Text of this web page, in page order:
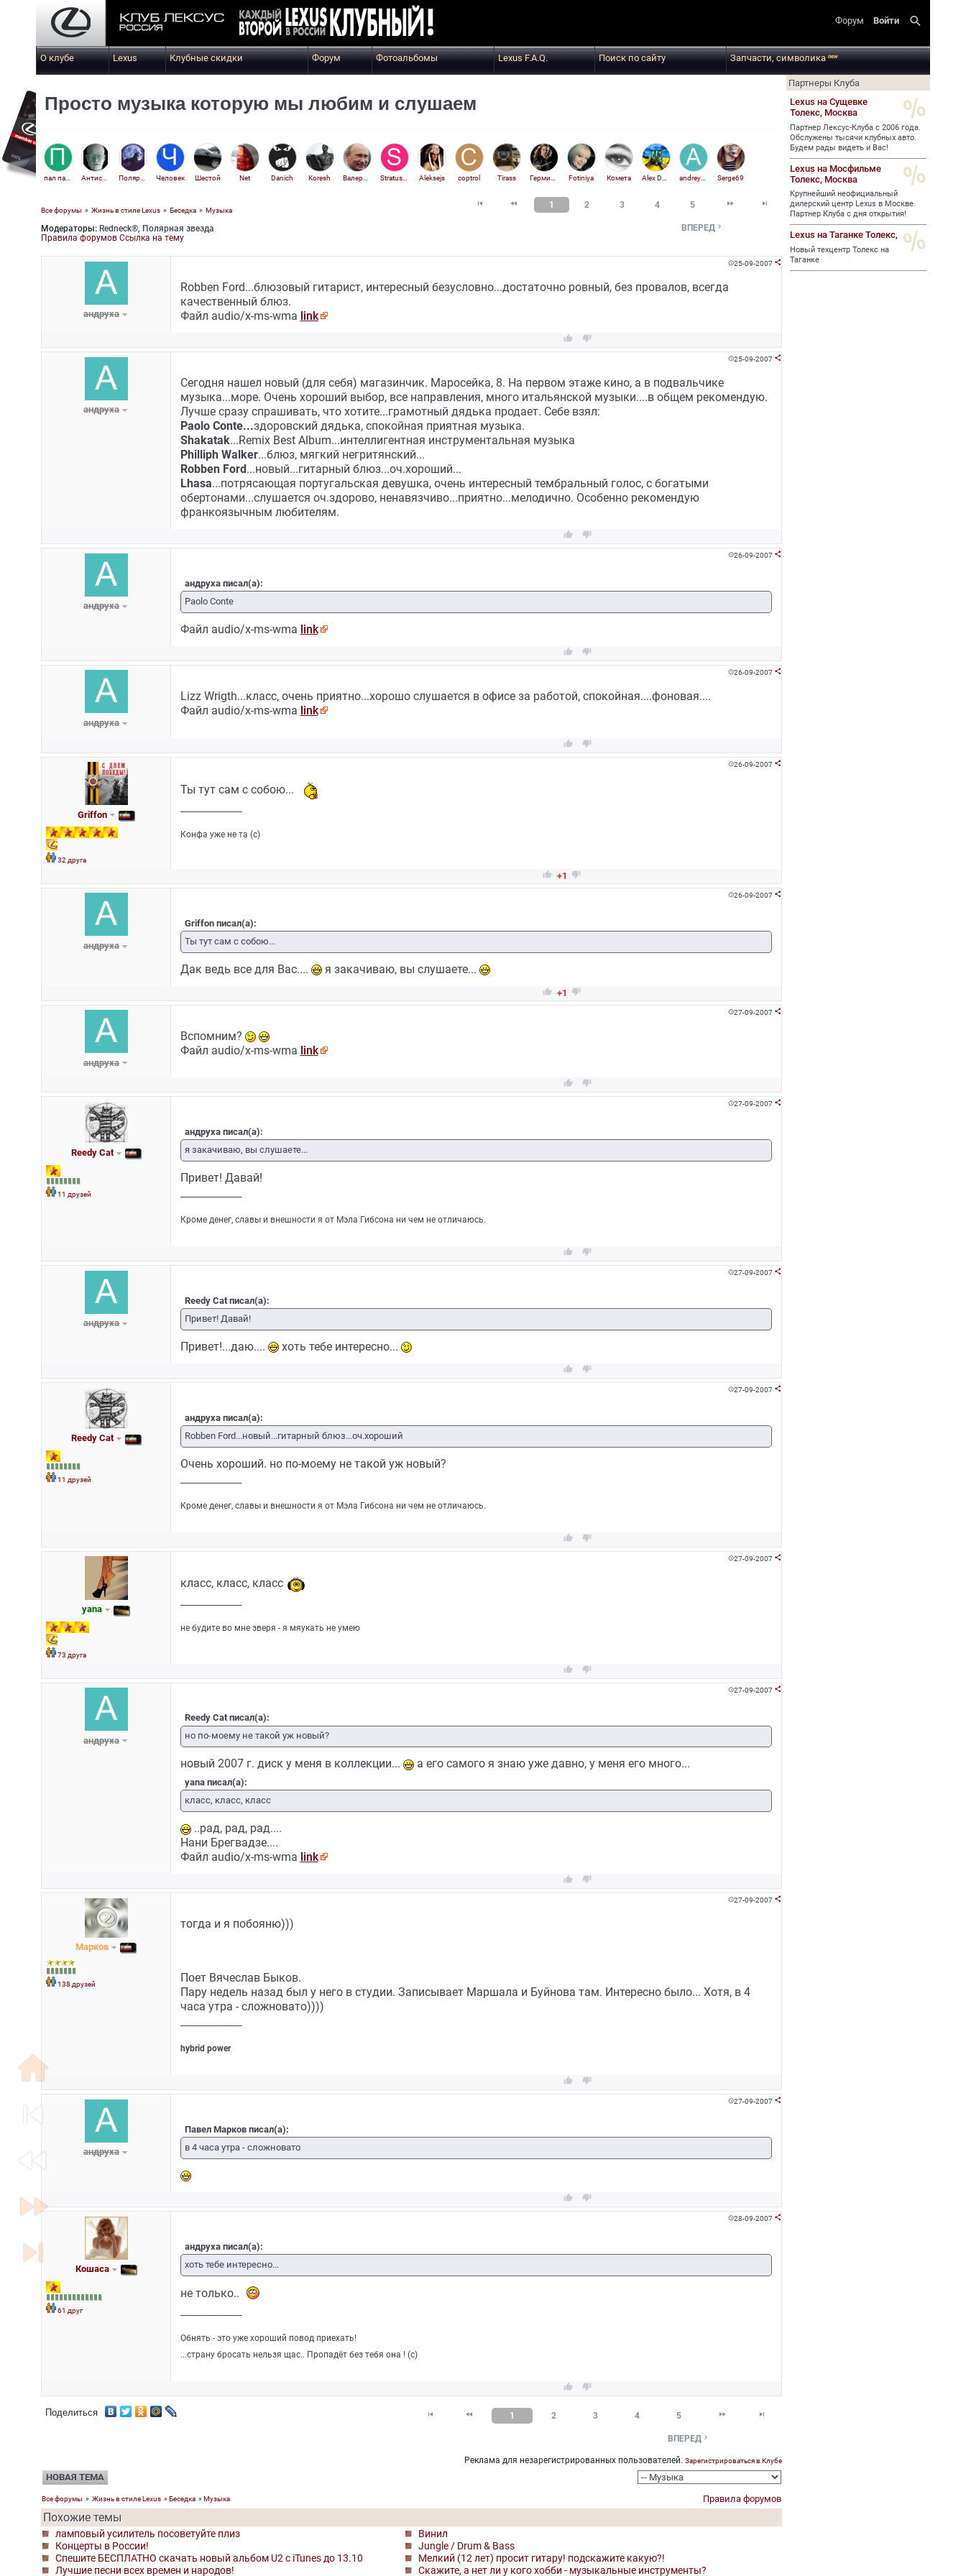
Форум Войти search
О клубе Lexus Клубные скидки Форум Фотоальбомы Lexus F.A.Q. Поиск по сайту Запчасти, символикаnew
home
skip_previous
fast_rewind
fast_forward
skip_next
Просто музыка которую мы любим и слушаем
пал палыч Антисатин Полярная звезда Человек Шестой Net Danich Koresh Валердос Stratus22 Aleksejs coptrol Tirass Fotiniya Комета andrey_tobol Serge69
Серёг
Все форумы » Жизнь в стиле Lexus» Беседка» Музыка
Модераторы: Redneck®, Полярная звезда
Правила форумов Ссылка на тему
  1 2 3 4 5  
ВПЕРЕД 
андруха
25-09-2007 
Robben Ford...блюзовый гитарист, интересный безусловно...достаточно ровный, без провалов, всегда
качественный блюз.
Файл audio/x-ms-wma link
 
андруха
25-09-2007 
Сегодня нашел новый (для себя) магазинчик. Маросейка, 8. На первом этаже кино, а в подвальчике
музыка...море. Очень хороший выбор, все направления, много итальянской музыки....в общем рекомендую.
Лучше сразу спрашивать, что хотите...грамотный дядька продает. Себе взял:
Paolo Conte...здоровский дядька, спокойная приятная музыка.
Shakatak...Remix Best Album...интеллигентная инструментальная музыка
Philliph Walker...блюз, мягкий негритянский...
Robben Ford ...новый...гитарный блюз...оч.хороший...
Lhasa...потрясающая португальская девушка, очень интересный тембральный голос, с богатыми
обертонами...слушается оч.здорово, ненавязчиво...приятно...мелодично. Особенно рекомендую
франкоязычным любителям.
 
андруха
26-09-2007 
андруха писал(а):
Paolo Conte
Файл audio/x-ms-wma link
 
андруха
26-09-2007 
Lizz Wrigth...класс, очень приятно...хорошо слушается в офисе за работой, спокойная....фоновая....
Файл audio/x-ms-wma link
 
Griffon
32 друга
26-09-2007 
Ты тут сам с собою...
Конфа уже не та (с)
 +1 
андруха
26-09-2007 
Griffon писал(а):
Ты тут сам с собою...
Дак ведь все для Вас.... я закачиваю, вы слушаете...
 +1 
андруха
27-09-2007 
Вспомним?
Файл audio/x-ms-wma link
 
Reedy Cat
11 друзей
27-09-2007 
андруха писал(а):
я закачиваю, вы слушаете...
Привет! Давай!
Кроме денег, славы и внешности я от Мэла Гибсона ни чем не отличаюсь.
 
андруха
27-09-2007 
Reedy Cat писал(а):
Привет! Давай!
Привет!...даю.... хоть тебе интересно...
 
Reedy Cat
11 друзей
27-09-2007 
андруха писал(а):
Robben Ford...новый...гитарный блюз...оч.хороший
Очень хороший. но по-моему не такой уж новый?
Кроме денег, славы и внешности я от Мэла Гибсона ни чем не отличаюсь.
 
yana
73 друга
27-09-2007 
класс, класс, класс
не будите во мне зверя - я мяукать не умею
 
андруха
27-09-2007 
Reedy Cat писал(а):
но по-моему не такой уж новый?
новый 2007 г. диск у меня в коллекции... а его самого я знаю уже давно, у меня его много...
yana писал(а):
класс, класс, класс
..рад, рад, рад....
Нани Брегвадзе....
Файл audio/x-ms-wma link
 
Марков
138 друзей
27-09-2007 
тогда и я побояню)))
Поет Вячеслав Быков.
Пару недель назад был у него в студии. Записывает Маршала и Буйнова там. Интересно было... Хотя, в 4
часа утра - сложновато))))
hybrid power
 
андруха
27-09-2007 
Павел Марков писал(а):
в 4 часа утра - сложновато
 
Кошаса
61 друг
28-09-2007 
андруха писал(а):
хоть тебе интересно...
не только..
Обнять - это уже хороший повод приехать!
...страну бросать нельзя щас.. Пропадёт без тебя она ! (с)
 
Поделиться   1 2 3 4 5  
ВПЕРЕД 
Реклама для незарегистрированных пользователей. Зарегистрироваться в Клубе
НОВАЯ ТЕМА
Все форумы » Жизнь в стиле Lexus» Беседка» Музыка Правила форумов
Похожие темы
ламповый усилитель посоветуйте плиз
Винил
Концерты в России!
Jungle / Drum & Bass
Спешите БЕСПЛАТНО скачать новый альбом U2 с iTunes до 13.10
Мелкий (12 лет) просит гитару! подскажите какую?!
Лучшие песни всех времен и народов!
Скажите, а нет ли у кого хобби - музыкальные инструменты?
Партнеры Клуба
Lexus на Сущевке
Толекс, Москва
Партнер Лексус-Клуба с 2006 года.
Обслужены тысячи клубных авто.
Будем рады видеть и Вас!
Lexus на Мосфильме
Толекс, Москва
Крупнейший неофициальный
дилерский центр Lexus в Москве.
Партнер Клуба с дня открытия!
Lexus на Таганке Толекс,
Новый техцентр Толекс на
Таганке